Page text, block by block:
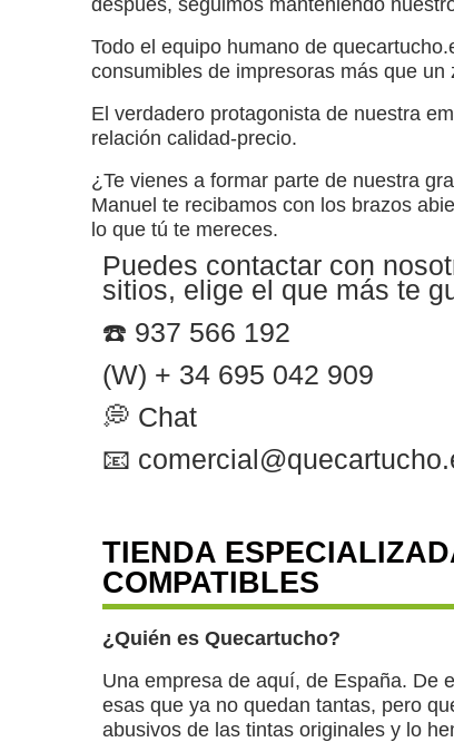
Todo el equipo humano de
consumibles de impresoras más que un
El verdadero protagonista de nuestra
relación calidad-precio.
¿Te vienes a formar parte de nuestra
Manuel te recibamos con los brazos
lo que tú te mereces.
Puedes contactar con
sitios, elige el que más te
☎️ 937 566 192
(W) + 34 695 042 909
💭 Chat
📧
TIENDA
COMPATIBLES
¿Quién es Quecartucho?
Una empresa de aquí, de España. De
esas que ya no quedan tantas, pero
abusivos de las tintas originales y lo